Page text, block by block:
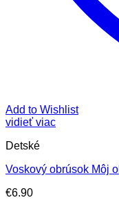
Add to Wishlist
vidieť viac
Detské
Voskový obrúsok Môj
€6.90